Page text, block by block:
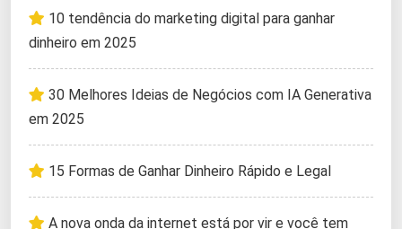
10 tendência do marketing digital para ganhar
dinheiro em 2025
30 Melhores Ideias de Negócios com IA Generativa
em 2025
15 Formas de Ganhar Dinheiro Rápido e Legal
A nova onda da internet está por vir e você tem